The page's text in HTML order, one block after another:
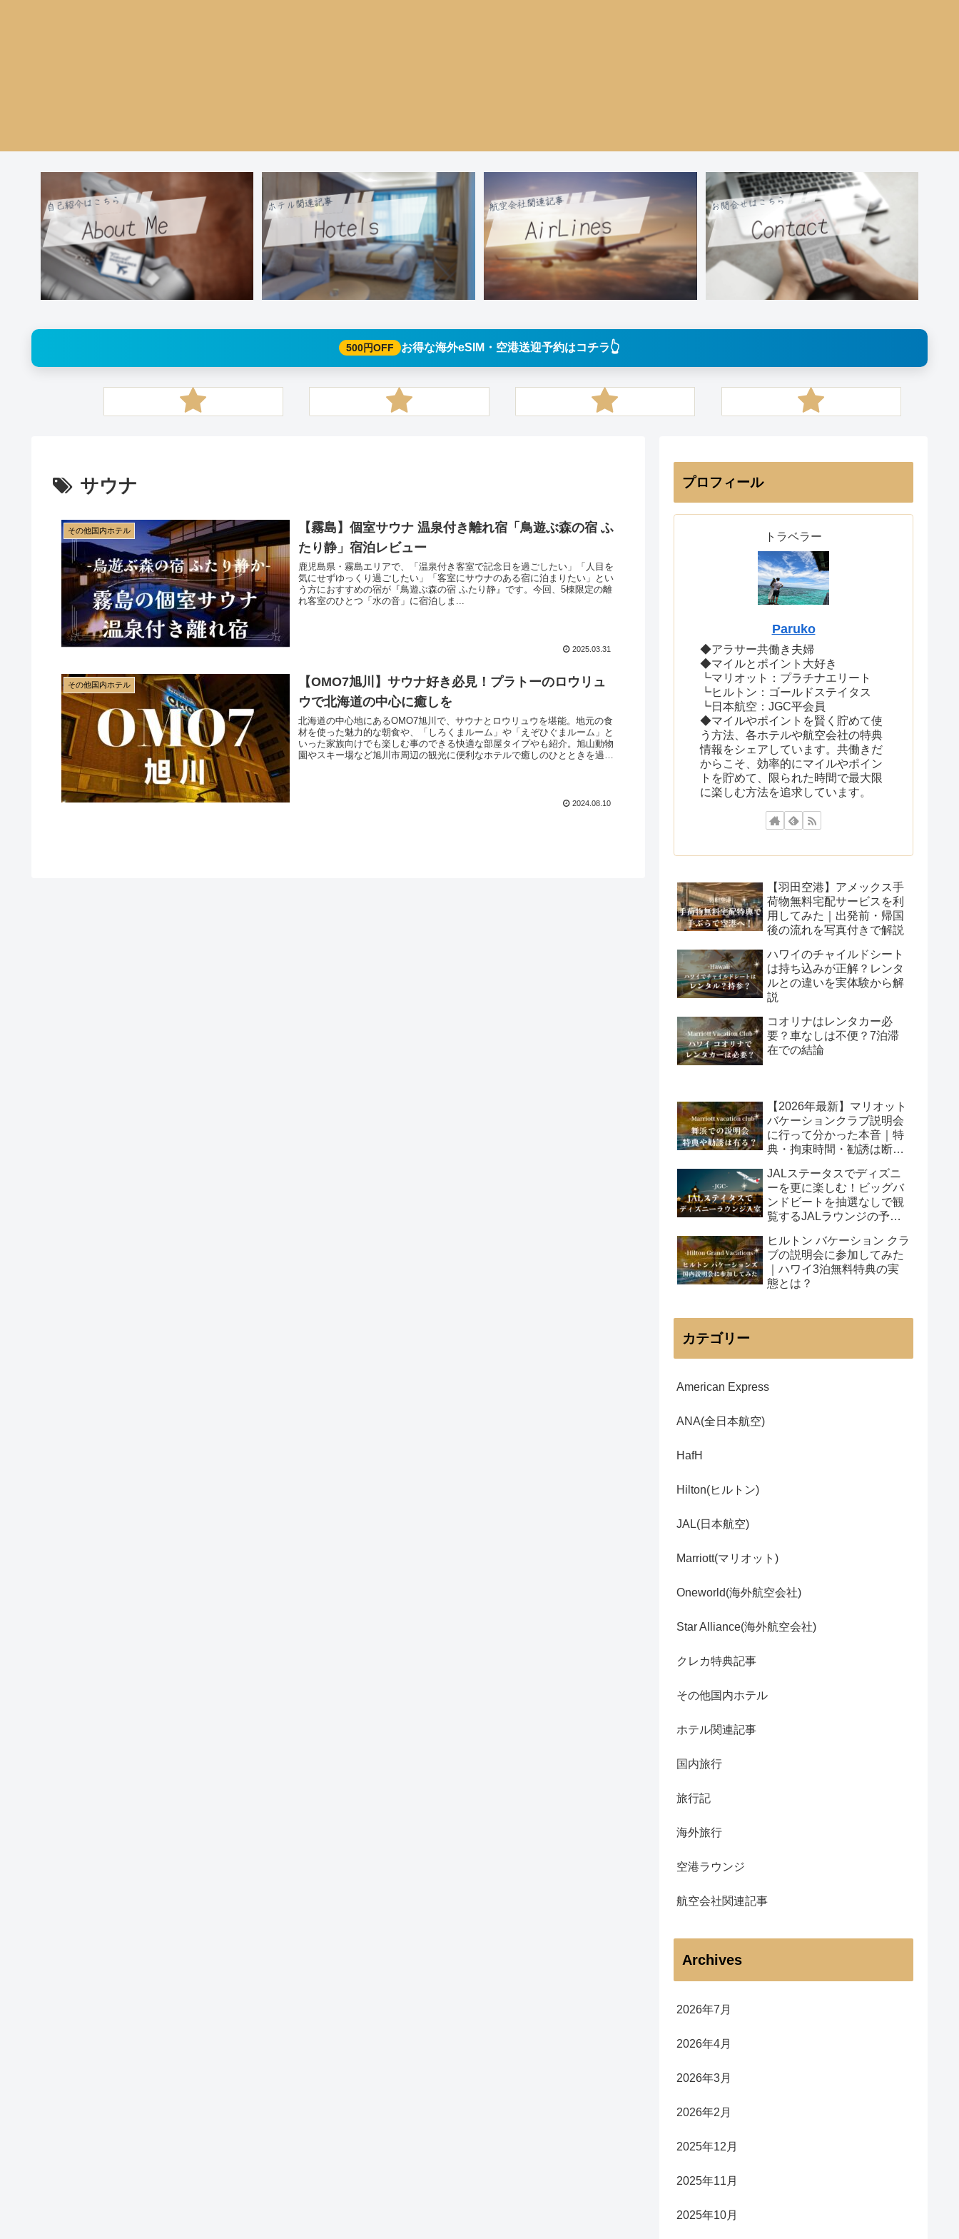
500円OFF お得な海外eSIM・空港送迎予約はコチラ👆️
サウナ
その他国内ホテル
【霧島】個室サウナ 温泉付き離れ宿「鳥遊ぶ森の宿 ふ
たり静」宿泊レビュー
鹿児島県・霧島エリアで、「温泉付き客室で記念日を過ごしたい」「人目を
気にせずゆっくり過ごしたい」「客室にサウナのある宿に泊まりたい」とい
う方におすすめの宿が『鳥遊ぶ森の宿 ふたり静』です。今回、5棟限定の離
れ客室のひとつ「水の音」に宿泊しま...
2025.03.31
その他国内ホテル
【OMO7旭川】サウナ好き必見！プラトーのロウリュ
ウで北海道の中心に癒しを
北海道の中心地にあるOMO7旭川で、サウナとロウリュウを堪能。地元の食
材を使った魅力的な朝食や、「しろくまルーム」や「えぞひぐまルーム」と
いった家族向けでも楽しむ事のできる快適な部屋タイプやも紹介。旭山動物
園やスキー場など旭川市周辺の観光に便利なホテルで癒しのひとときを過ご
2024.08.10
プロフィール
トラベラー
Paruko
◆アラサー共働き夫婦
◆マイルとポイント大好き
┗マリオット：プラチナエリート
┗ヒルトン：ゴールドステイタス
┗日本航空：JGC平会員
◆マイルやポイントを賢く貯めて使
う方法、各ホテルや航空会社の特典
情報をシェアしています。共働きだ
からこそ、効率的にマイルやポイン
トを貯めて、限られた時間で最大限
に楽しむ方法を追求しています。
【羽田空港】アメックス手
荷物無料宅配サービスを利
用してみた｜出発前・帰国
後の流れを写真付きで解説
ハワイのチャイルドシート
は持ち込みが正解？レンタ
ルとの違いを実体験から解
説
コオリナはレンタカー必
要？車なしは不便？7泊滞
在での結論
【2026年最新】マリオット
バケーションクラブ説明会
に行って分かった本音｜特
典・拘束時間・勧誘は断れ
JALステータスでディズニ
ーを更に楽しむ！ビッグバ
ンドビートを抽選なしで観
覧するJALラウンジの予約
ヒルトン バケーション クラ
ブの説明会に参加してみた
｜ハワイ3泊無料特典の実
態とは？
カテゴリー
American Express
ANA(全日本航空)
HafH
Hilton(ヒルトン)
JAL(日本航空)
Marriott(マリオット)
Oneworld(海外航空会社)
Star Alliance(海外航空会社)
クレカ特典記事
その他国内ホテル
ホテル関連記事
国内旅行
旅行記
海外旅行
空港ラウンジ
航空会社関連記事
Archives
2026年7月
2026年4月
2026年3月
2026年2月
2025年12月
2025年11月
2025年10月